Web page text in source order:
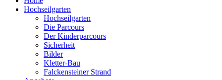
Hochseilgarten
Hochseilgarten
Die Parcours
Der Kinderparcours
Sicherheit
Bilder
Kletter-Bau
Falckensteiner Strand